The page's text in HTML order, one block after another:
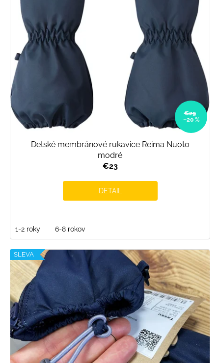
€29
–20 %
Detské membránové rukavice Reima Nuoto
modré
€23
DETAIL
1-2 roky 6-8 rokov
SLEVA